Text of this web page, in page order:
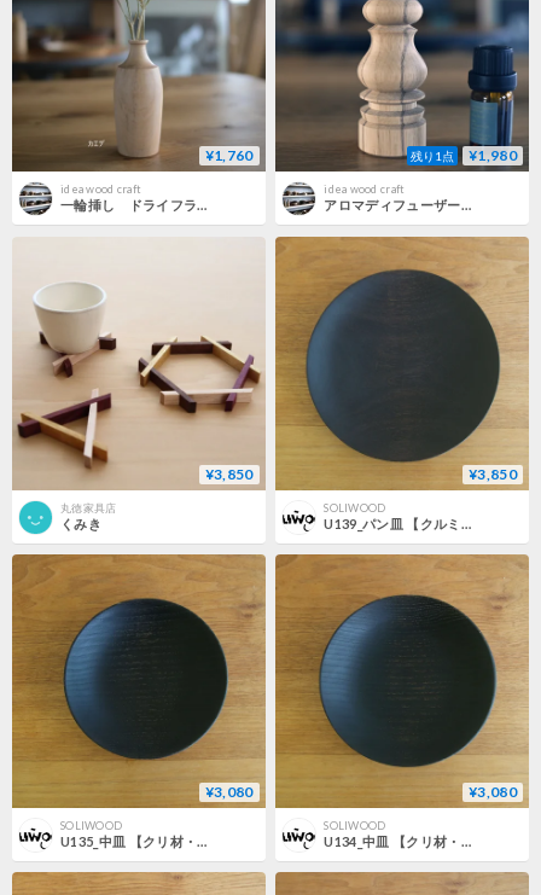
¥1,760
idea wood craft
一輪挿し ドライフラワー用 【樹種】カエデ クスノキ
残り1点 ¥1,980
idea wood craft
アロマディフューザー 【樹種】 白樫 【サイズ】 高さ88ミリ 直径35ミリ
¥3,850
丸徳家具店
くみき
¥3,850
SOLIWOOD
¥3,080
SOLIWOOD
U135_中皿 【クリ材・鉄媒染】
¥3,080
SOLIWOOD
U134_中皿 【クリ材・鉄媒染】